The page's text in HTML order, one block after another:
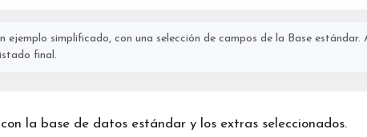
simplificado, con una selección de campos de la Base
final.
la base de datos estándar y los extras seleccionados.